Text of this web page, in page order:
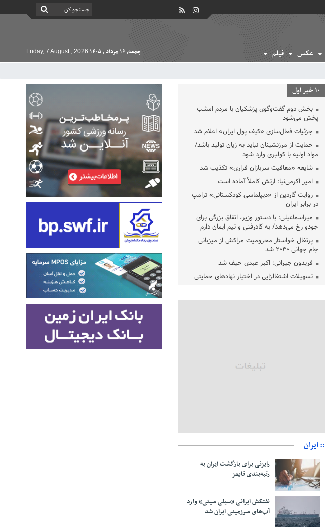
عکس فیلم جمعه, ۱۶ مرداد , ۱۴۰۵ Friday, 7 August , 2026
10 خبر اول
بخش دوم گفت‌وگوی پزشکیان با مردم امشب
پخش می‌شود
جزئیات فعال‌سازی «کیف پول ایران» اعلام شد
حمایت از مرزنشینان نباید به زیان تولید باشد/
مواد اولیه با کولبری وارد شود
شایعه «معافیت سربازان فراری» تکذیب شد
امیر اکرمی‌نیا: ارتش کاملاً آماده است
روایت گاردین از «دیپلماسی کودکستانی» ترامپ
در برابر ایران
میراسماعیلی: با دستور وزیر، اتفاق بزرگی برای
جودو رخ می‌دهد/ به کادرفنی و تیم ایمان دارم
پرتغال خواستار محرومیت مراکش از میزبانی
جام جهانی ۲۰۳۰ شد
فریدون جیرانی: اکبر عبدی حیف شد
تسهیلات اشتغالزایی در اختیار نهادهای حمایتی
زمان جلسه سرنوشت‌ساز هیات رئیسه
رئیس سازمان جهاد کشاورزی استان: کشاورزان
:: ایران
رایزنی برای بازگشت ایران به
رتبه‌بندی تایمز
نفتکش ایرانی «سیلی سیتی» وارد
آب‌های سرزمینی ایران شد